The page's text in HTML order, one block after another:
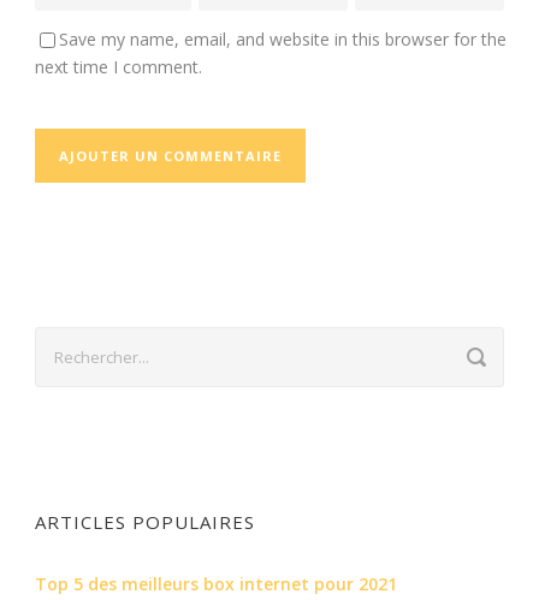
Save my name, email, and website in this browser for the
next time I comment.
ARTICLES POPULAIRES
Top 5 des meilleurs box internet pour 2021